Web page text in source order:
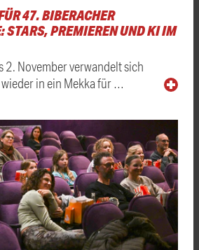
47. BIBERACHER
STARS, PREMIEREN UND KI IM
2. November verwandelt sich
in ein Mekka für …